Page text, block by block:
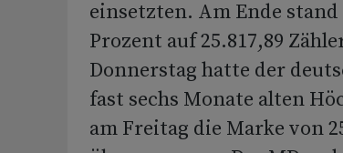
einsetzten. Am Ende stand
Prozent auf 25.817,89
Donnerstag hatte der
fast sechs Monate alten
am Freitag die Marke von